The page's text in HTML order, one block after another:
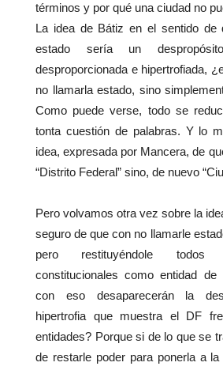
términos y por qué una ciudad no
La idea de Bátiz en el sentido de
estado sería un
desproporcionada e hipertrofiada,
no llamarla estado, sino
Como puede verse, todo se
tonta cuestión de palabras. Y lo
idea, expresada por Mancera, de
“Distrito Federal” sino, de nuevo
Pero volvamos otra vez sobre la
seguro de que con no llamarle
pero restituyéndole todos
constitucionales como entidad
con eso desaparecerán la
hipertrofia que muestra el DF
entidades? Porque si de lo que se
de restarle poder para ponerla a